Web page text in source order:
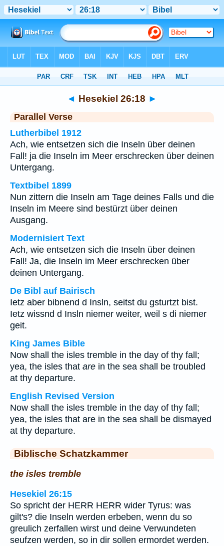
◄ Hesekiel 26:18 ►
Parallel Verse
Lutherbibel 1912
Ach, wie entsetzen sich die Inseln über deinen
Fall! ja die Inseln im Meer erschrecken über deinen
Untergang.
Textbibel 1899
Nun zittern die Inseln am Tage deines Falls und die
Inseln im Meere sind bestürzt über deinen
Ausgang.
Modernisiert Text
Ach, wie entsetzen sich die Inseln über deinen
Fall! Ja, die Inseln im Meer erschrecken über
deinen Untergang.
De Bibl auf Bairisch
Ietz aber bibnend d Insln, seitst du gsturtzt bist.
Ietz wissnd d Insln niemer weiter, weil s di niemer
geit.
King James Bible
Now shall the isles tremble in the day of thy fall;
yea, the isles that are in the sea shall be troubled
at thy departure.
English Revised Version
Now shall the isles tremble in the day of thy fall;
yea, the isles that are in the sea shall be dismayed
at thy departure.
Biblische Schatzkammer
the isles tremble
Hesekiel 26:15
So spricht der HERR HERR wider Tyrus: was
gilt's? die Inseln werden erbeben, wenn du so
greulich zerfallen wirst und deine Verwundeten
seufzen werden, so in dir sollen ermordet werden.